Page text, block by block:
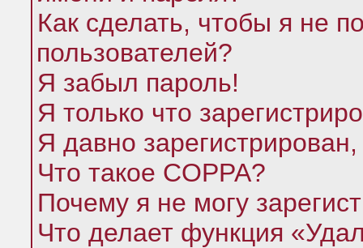
Как сделать, чтобы я не
пользователей?
Я забыл пароль!
Я только что
Я давно
Что такое COPPA?
Почему я не могу
Что делает функция